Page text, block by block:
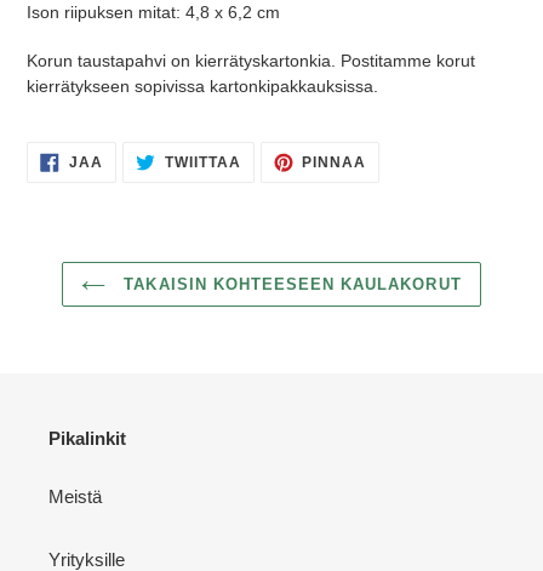
Ison riipuksen mitat: 4,8 x 6,2 cm
Korun taustapahvi on kierrätyskartonkia. Postitamme korut
kierrätykseen sopivissa kartonkipakkauksissa.
JAA
FACEBOOKISSA
TWIITTAA TWIITTAA
TWITTERISSÄ
PINNAA
TAKAISIN KOHTEESEEN KAULAKORUT
Pikalinkit
Meistä
Yrityksille